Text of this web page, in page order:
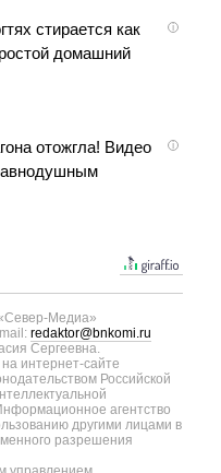
i
стирается как
домашний
i
отожгла! Видео
Медиа»
redaktor@bnkomi.ru
Сергеевна.
интернет-сайте
Российской
агентство
другими лицами в
разрешения